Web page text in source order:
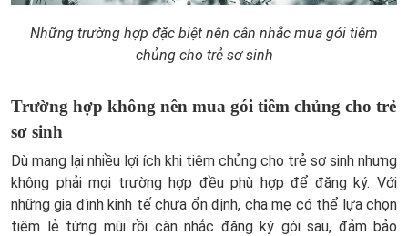
Những trường hợp đặc biệt nên cân nhắc mua gói tiêm
chủng cho trẻ sơ sinh
Trường hợp không nên mua gói tiêm chủng cho trẻ
sơ sinh
Dù mang lại nhiều lợi ích khi tiêm chủng cho trẻ sơ sinh nhưng
không phải mọi trường hợp đều phù hợp để đăng ký. Với
những gia đình kinh tế chưa ổn định, cha mẹ có thể lựa chọn
tiêm lẻ từng mũi rồi cân nhắc đăng ký gói sau, đảm bảo